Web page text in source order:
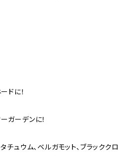
ドに！
ガーデンに！
チュウム、ベルガモット、ブラッククロ